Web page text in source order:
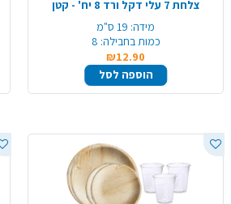
צלחת 7 עלי דקל ורד 8 יח' - קטן
מידה: 19 ס"מ
כמות בחבילה: 8
₪12.90
הוספה לסל